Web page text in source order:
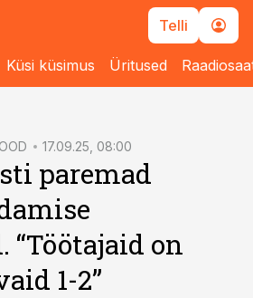
Telli
Küsi küsimus Üritused
17.09.25, 08:00
paremad
“Töötajaid on
1-2”